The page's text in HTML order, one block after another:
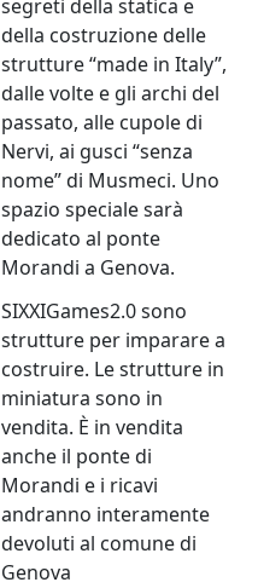
segreti della statica e
della costruzione delle
strutture “made in Italy”,
dalle volte e gli archi del
passato, alle cupole di
Nervi, ai gusci “senza
nome” di Musmeci. Uno
spazio speciale sarà
dedicato al ponte
Morandi a Genova.
SIXXIGames2.0 sono
strutture per imparare a
costruire. Le strutture in
miniatura sono in
vendita. È in vendita
anche il ponte di
Morandi e i ricavi
andranno interamente
devoluti al comune di
Genova